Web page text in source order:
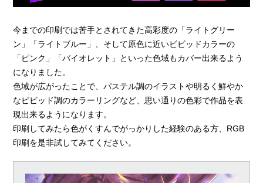
今までの印刷では苦手とされてきた高彩度の「ライトグリー
ン」「ライトブルー」、そして原色に近いビビッドカラーの
「ピンク」「バイオレット」といった色域もカバー出来るよう
になりました。
色域が広がったことで、パステル調のイラストや明るく鮮やか
なビビッド調のカラーリングなど、思い通りの色彩で作品を表
現出来るようになります。
印刷してみたら色がくすんでがっかりした経験のある方、RGB
印刷を是非試してみてください。